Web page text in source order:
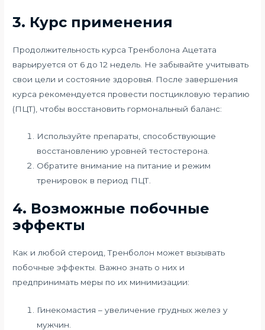
3. Курс применения
Продолжительность курса Тренболона Ацетата
варьируется от 6 до 12 недель. Не забывайте учитывать
свои цели и состояние здоровья. После завершения
курса рекомендуется провести постцикловую терапию
(ПЦТ), чтобы восстановить гормональный баланс:
Используйте препараты, способствующие
восстановлению уровней тестостерона.
Обратите внимание на питание и режим
тренировок в период ПЦТ.
4. Возможные побочные
эффекты
Как и любой стероид, Тренболон может вызывать
побочные эффекты. Важно знать о них и
предпринимать меры по их минимизации:
Гинекомастия – увеличение грудных желез у
мужчин.